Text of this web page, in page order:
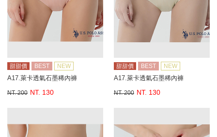
甜甜價 BEST NEW
A17.萊卡透氣石墨稀內褲
NT. 200 NT. 130
甜甜價 BEST NEW
A17.萊卡透氣石墨稀內褲
NT. 200 NT. 130